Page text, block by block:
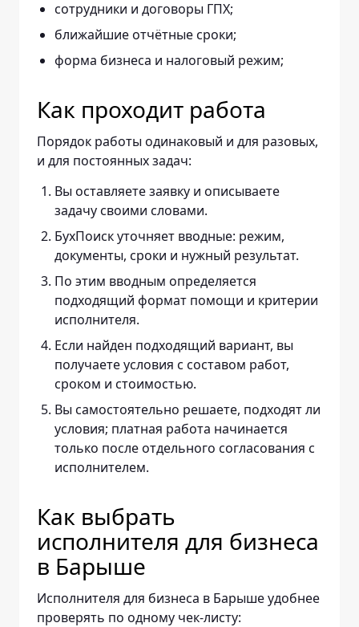
сотрудники и договоры ГПХ;
ближайшие отчётные сроки;
форма бизнеса и налоговый режим;
Как проходит работа
Порядок работы одинаковый и для разовых,
и для постоянных задач:
Вы оставляете заявку и описываете
задачу своими словами.
БухПоиск уточняет вводные: режим,
документы, сроки и нужный результат.
По этим вводным определяется
подходящий формат помощи и критерии
исполнителя.
Если найден подходящий вариант, вы
получаете условия с составом работ,
сроком и стоимостью.
Вы самостоятельно решаете, подходят ли
условия; платная работа начинается
только после отдельного согласования с
исполнителем.
Как выбрать
исполнителя для бизнеса
в Барыше
Исполнителя для бизнеса в Барыше удобнее
проверять по одному чек-листу: